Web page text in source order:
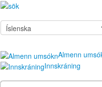
Almenn
Innskráning